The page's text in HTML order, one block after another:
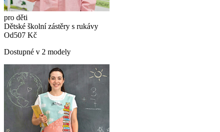
pro děti
Dětské školní zástěry s rukávy
Od507 Kč
Dostupné v 2 modely